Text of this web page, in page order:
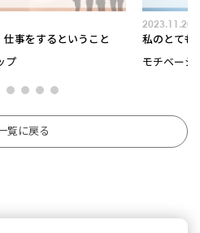
うこと
私のとても苦手なところ
モチベーションアップ
覧に戻る